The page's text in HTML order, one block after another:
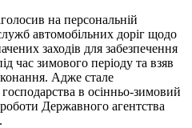
на персональній
автомобільних доріг щодо
заходів для забезпечення
час зимового періоду та взяв
Адже стале
в осінньо-зимовий
Державного агентства